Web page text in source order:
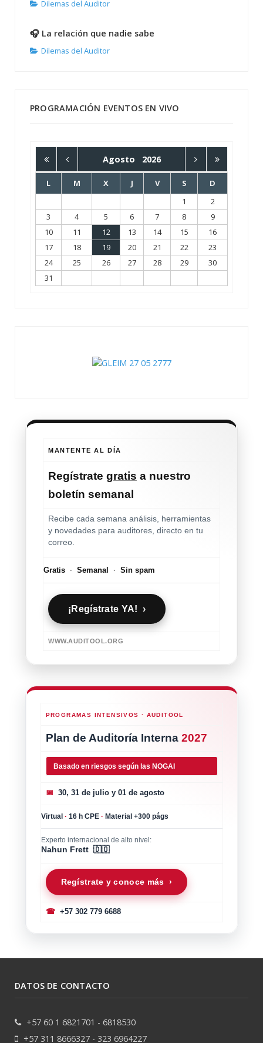
Dilemas del Auditor
🎧 La relación que nadie sabe
Dilemas del Auditor
PROGRAMACIÓN EVENTOS EN VIVO
Agosto 2026
L M X J V S
D
1
2
3
4 5 6 7 8
9
10
11 12 13 14 15
16
17
18 19 20 21 22
23
24
25 26 27 28 29
30
31
MANTENTE AL DÍA
Regístrate gratis a nuestro
boletín semanal
Recibe cada semana análisis, herramientas
y novedades para auditores, directo en tu
correo.
Gratis · Semanal · Sin spam
¡Regístrate YA! ›
WWW.AUDITOOL.ORG
PROGRAMAS INTENSIVOS · AUDITOOL
Plan de Auditoría Interna 2027
Basado en riesgos según las NOGAI
📅 30, 31 de julio y 01 de agosto
Virtual · 16 h CPE · Material +300 págs
Experto internacional de alto nivel:
Nahun Frett 🇩🇴
Regístrate y conoce más ›
☎+57 302 779 6688
DATOS DE CONTACTO
+57 60 1 6821701 - 6818530
+57 311 8666327 - 323 6964227